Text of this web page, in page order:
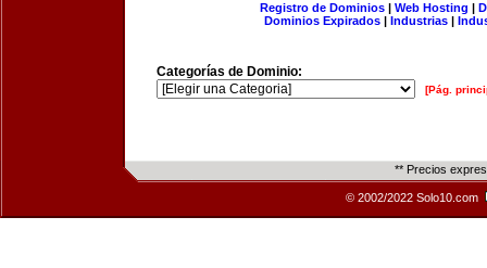
Registro de Dominios| Web Hosting |
Dominios Expirados | Industrias |
Categorías de Dominio:
[Pág.
** Precios
© 2002/2022 Solo10.com